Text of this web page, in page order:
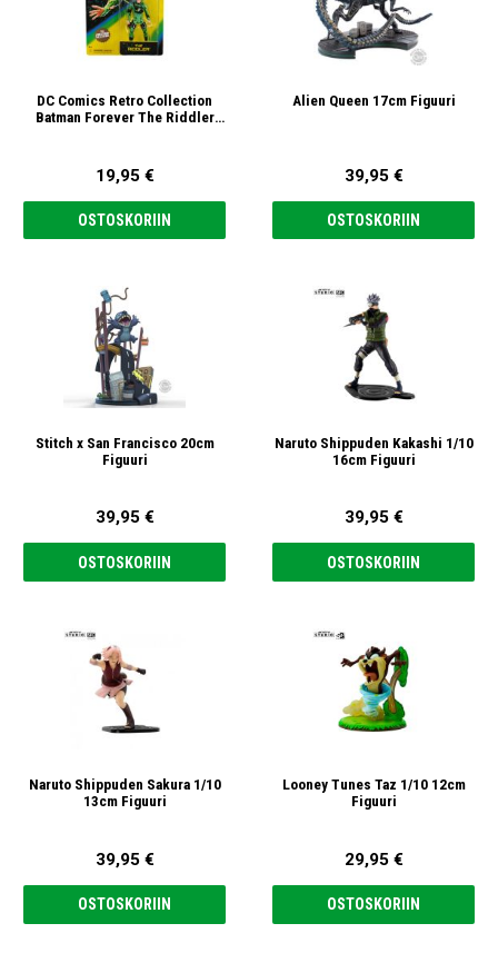
DC Comics Retro Collection
Batman Forever The Riddler
19,95 €
OSTOSKORIIN
Alien Queen 17cm Figuuri
39,95 €
OSTOSKORIIN
Stitch x San Francisco 20cm
Figuuri
39,95 €
OSTOSKORIIN
Naruto Shippuden Kakashi 1/10
16cm Figuuri
39,95 €
OSTOSKORIIN
Naruto Shippuden Sakura 1/10
13cm Figuuri
39,95 €
OSTOSKORIIN
Looney Tunes Taz 1/10 12cm
Figuuri
29,95 €
OSTOSKORIIN